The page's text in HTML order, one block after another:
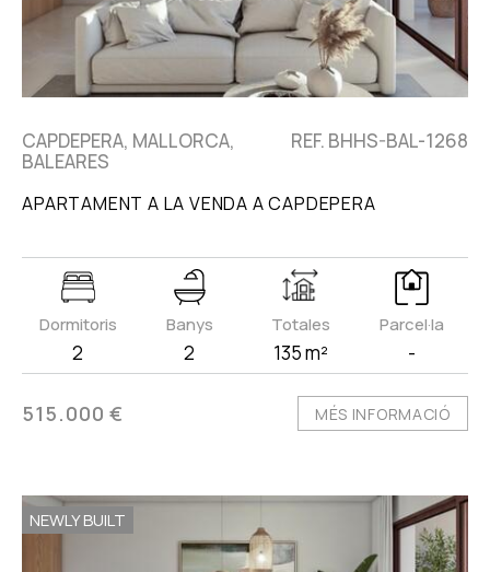
CAPDEPERA, MALLORCA,
BALEARES
REF. BHHS-BAL-1268
APARTAMENT A LA VENDA A CAPDEPERA
Dormitoris
2
Banys
2
Totales
135 m²
Parcel·la
-
515.000 € MÉS INFORMACIÓ
NEWLY BUILT